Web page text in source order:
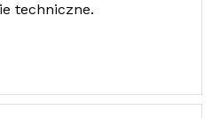
techniczne.